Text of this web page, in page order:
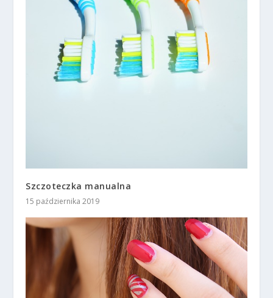
Szczoteczka manualna
15 października 2019